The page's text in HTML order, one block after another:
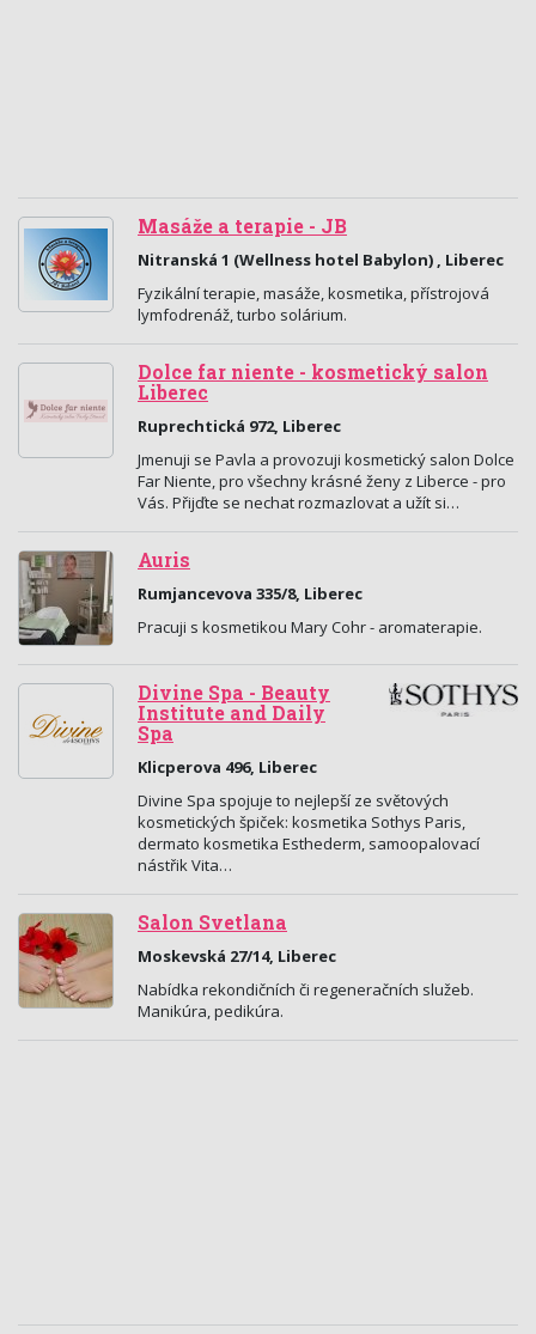
Masáže a terapie - JB
Nitranská 1 (Wellness hotel Babylon) , Liberec
Fyzikální terapie, masáže, kosmetika, přístrojová
lymfodrenáž, turbo solárium.
Dolce far niente - kosmetický salon
Liberec
Ruprechtická 972, Liberec
Jmenuji se Pavla a provozuji kosmetický salon Dolce
Far Niente, pro všechny krásné ženy z Liberce - pro
Vás. Přijďte se nechat rozmazlovat a užít si…
Auris
Rumjancevova 335/8, Liberec
Pracuji s kosmetikou Mary Cohr - aromaterapie.
Divine Spa - Beauty
Institute and Daily
Spa
Klicperova 496, Liberec
Divine Spa spojuje to nejlepší ze světových
kosmetických špiček: kosmetika Sothys Paris,
dermato kosmetika Esthederm, samoopalovací
nástřik Vita…
Salon Svetlana
Moskevská 27/14, Liberec
Nabídka rekondičních či regeneračních služeb.
Manikúra, pedikúra.